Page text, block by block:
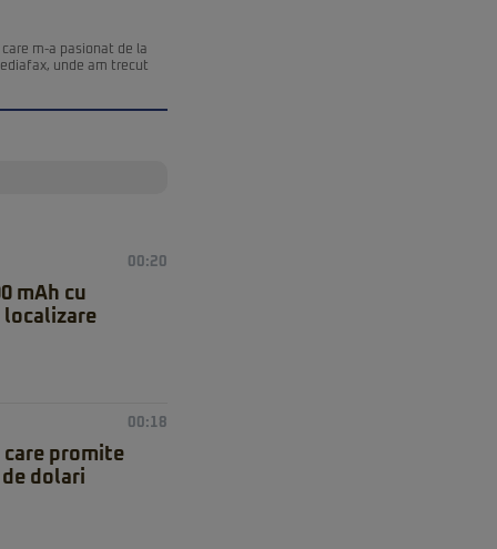
m-a pasionat de la
unde am trecut
00:20
mAh cu
localizare
00:18
care promite
dolari